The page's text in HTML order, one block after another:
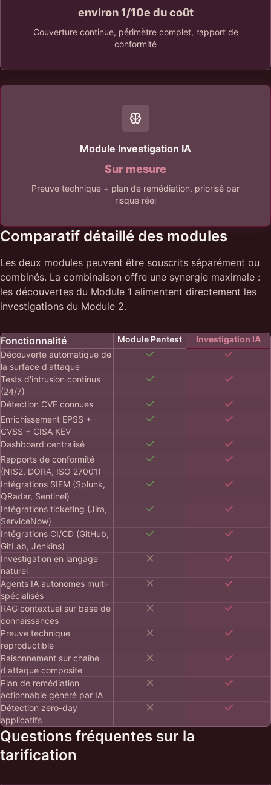
environ 1/10e du coût
Couverture continue, périmètre complet, rapport de
conformité
Module Investigation IA
Sur mesure
Preuve technique + plan de remédiation, priorisé par
risque réel
Comparatif détaillé des modules
Les deux modules peuvent être souscrits séparément ou
combinés. La combinaison offre une synergie maximale :
les découvertes du Module 1 alimentent directement les
investigations du Module 2.
Fonctionnalité Module Pentest
Investigation IA
Découverte automatique de
la surface d'attaque
Tests d'intrusion continus
(24/7)
Détection CVE connues
Enrichissement EPSS +
CVSS + CISA KEV
Dashboard centralisé
Rapports de conformité
(NIS2, DORA, ISO 27001)
Intégrations SIEM (Splunk,
QRadar, Sentinel)
Intégrations ticketing (Jira,
ServiceNow)
Intégrations CI/CD (GitHub,
GitLab, Jenkins)
Investigation en langage
naturel
Agents IA autonomes multi-
spécialisés
RAG contextuel sur base de
connaissances
Preuve technique
reproductible
Raisonnement sur chaîne
d'attaque composite
Plan de remédiation
actionnable généré par IA
Détection zero-day
applicatifs
Questions fréquentes sur la
tarification